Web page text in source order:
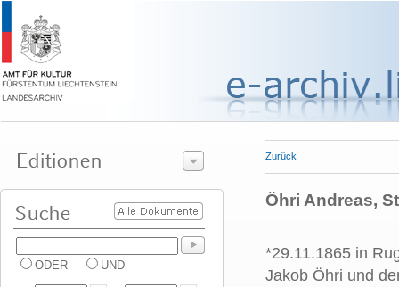
ODER UND
Zurück
Öhri Andreas,
*29.11.1865 in
Jakob Öhri und